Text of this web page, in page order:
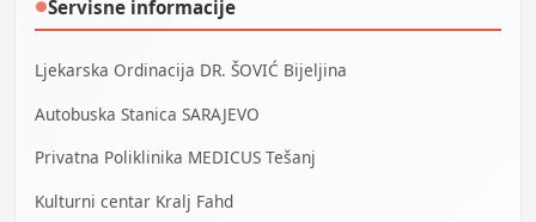
●Servisne informacije
Ljekarska Ordinacija DR. ŠOVIĆ Bijeljina
Autobuska Stanica SARAJEVO
Privatna Poliklinika MEDICUS Tešanj
Kulturni centar Kralj Fahd